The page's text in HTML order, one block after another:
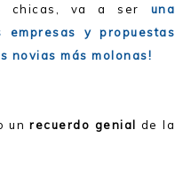
chicas, va a ser una
empresas y propuestas
novias más molonas!
unrecuerdo genial de la